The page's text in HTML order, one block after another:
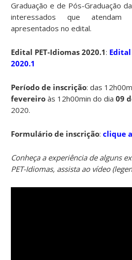
Graduação e de Pós-Graduação
interessados que atendam
apresentados no edital.
Edital PET-Idiomas 2020.1: Edital
2020.1
Período de inscrição: das
fevereiro às 12h00min do dia09
2020.
Formulário de inscrição:clique
Conheça a experiência de alguns
PET-Idiomas, assista ao vídeo